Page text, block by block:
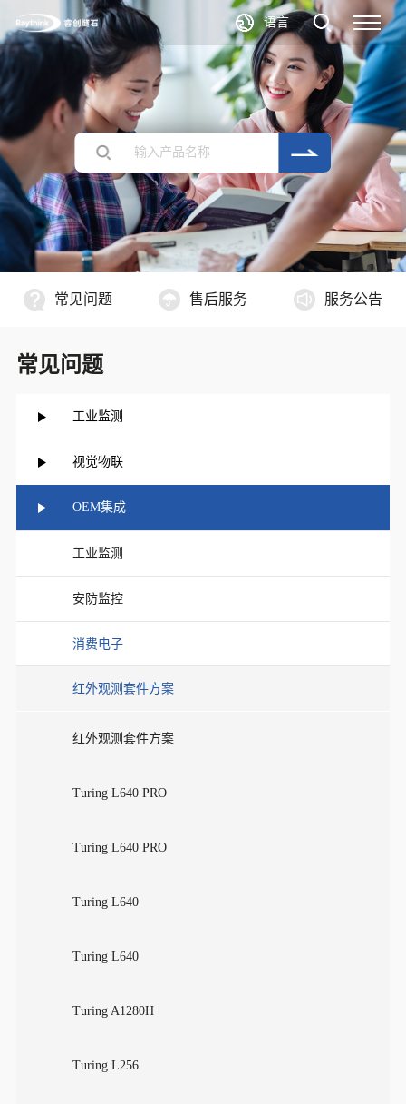
语言
常见问题 售后服务 服务公告
常见问题
工业监测
视觉物联
OEM集成
工业监测
安防监控
消费电子
红外观测套件方案
红外观测套件方案
Turing L640 PRO
Turing L640 PRO
Turing L640
Turing L640
Turing A1280H
Turing L256